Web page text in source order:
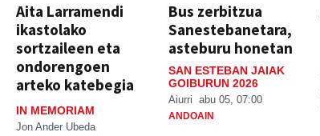
Aita Larramendi
ikastolako
sortzaileen eta
ondorengoen
arteko katebegia
IN MEMORIAM
Jon Ander Ubeda
Bus zerbitzua
Sanestebanetara,
asteburu honetan
SAN ESTEBAN JAIAK
GOIBURUN 2026
Aiurri abu 05, 07:00
ANDOAIN